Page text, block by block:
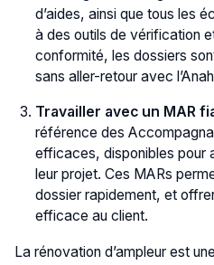
d’aides, ainsi que tous les
à des outils de vérification
conformité, les dossiers
sans aller-retour avec
Travailler avec un MAR
référence des
efficaces, disponibles pour
leur projet. Ces MARs
dossier rapidement, et
efficace au client.
La rénovation d’ampleur est